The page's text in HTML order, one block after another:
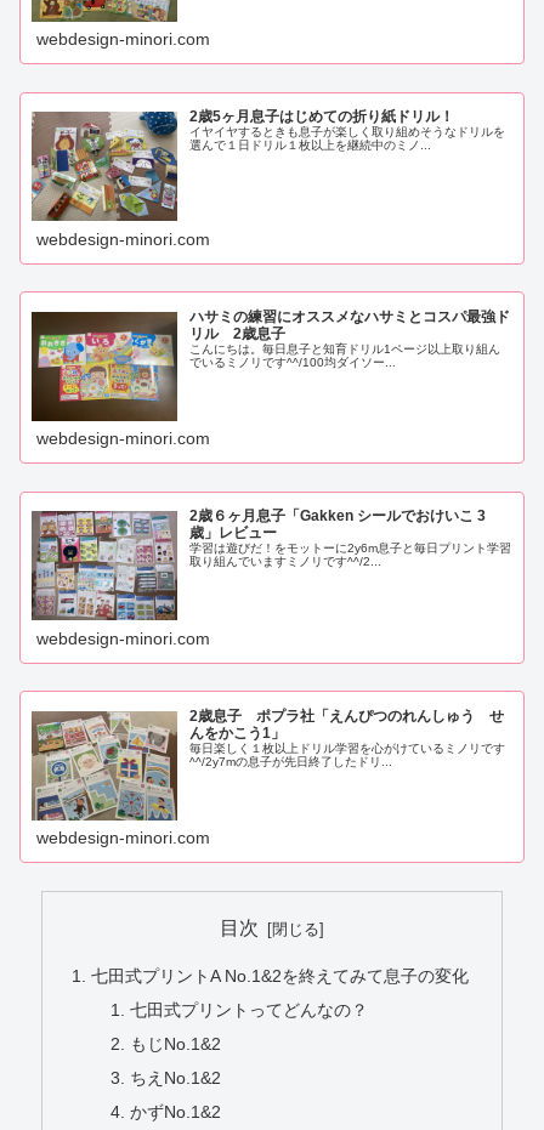
webdesign-minori.com
2歳5ヶ月息子はじめての折り紙ドリル！
イヤイヤするときも息子が楽しく取り組めそうなドリルを
選んで１日ドリル１枚以上を継続中のミノ...
webdesign-minori.com
ハサミの練習にオススメなハサミとコスパ最強ド
リル 2歳息子
こんにちは。毎日息子と知育ドリル1ページ以上取り組ん
でいるミノリです^^/100均ダイソー...
webdesign-minori.com
2歳６ヶ月息子「Gakken シールでおけいこ 3
歳」レビュー
学習は遊びだ！をモットーに2y6m息子と毎日プリント学習
取り組んでいますミノリです^^/2...
webdesign-minori.com
2歳息子 ポプラ社「えんぴつのれんしゅう せ
んをかこう1」
毎日楽しく１枚以上ドリル学習を心がけているミノリです
^^/2y7mの息子が先日終了したドリ...
webdesign-minori.com
目次
七田式プリントA No.1&2を終えてみて息子の変化
七田式プリントってどんなの？
もじNo.1&2
ちえNo.1&2
かずNo.1&2